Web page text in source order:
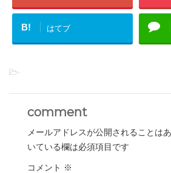
B! はてブ
-
comment
メールアドレスが公開されることはあ
いている欄は必須項目です
コメント ※